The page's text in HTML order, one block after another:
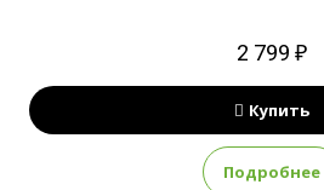
2 799 ₽
Купить
Подробнее